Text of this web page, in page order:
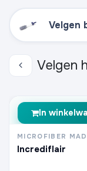
Velgen
Velgen
In
MICROFIBER
Incrediflair